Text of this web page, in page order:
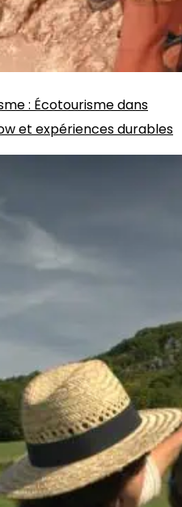
: Écotourisme dans
et expériences durables